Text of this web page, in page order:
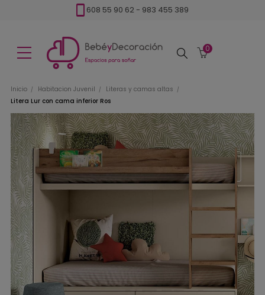
608 55 90 62 - 983 455 389
Buscar
0
Inicio Habitacion Juvenil
Literas y camas altas
Litera Lur con cama inferior Ros